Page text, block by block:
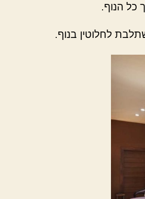
כל הנוף.
לחלוטין בנוף.